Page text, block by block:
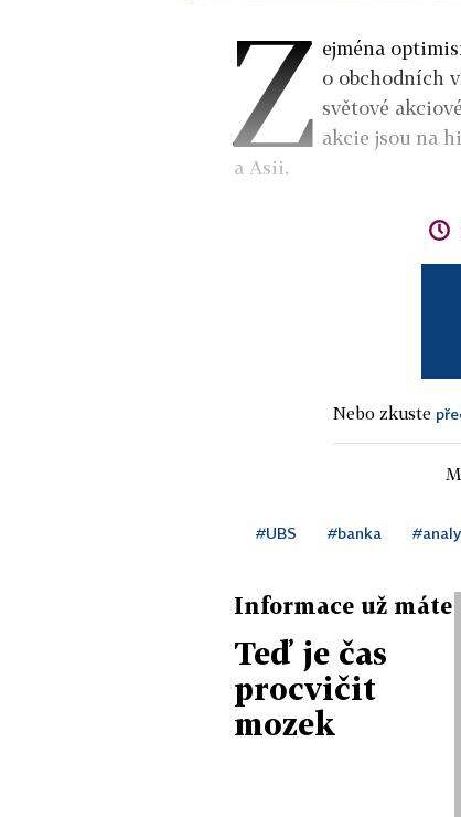
Z ejména
o obchodních
světové
akcie jsou na
a Asii.
Nebo zkuste
#UBS #banka
Informace už máte
Teď je čas
procvičit
mozek